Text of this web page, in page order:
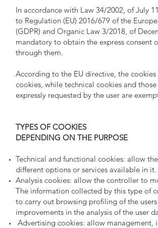
In accordance with Law 34/2002, of July
to Regulation (EU) 2016/679 of the
(GDPR) and Organic Law 3/2018, of
mandatory to obtain the express consent
through them.
According to the EU directive, the
cookies, while technical cookies and
expressly requested by the user are
TYPES OF COOKIES
DEPENDING ON THE PURPOSE
Technical and functional cookies: allow
different options or services available in it.
Analysis cookies: allow the controller to
The information collected by this type of
to carry out browsing profiling of the
improvements in the analysis of the user
Advertising cookies: allow management,